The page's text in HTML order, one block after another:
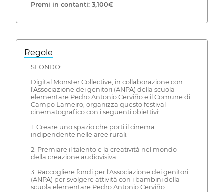
Premi in contanti: 3,100€
Regole
SFONDO:
Digital Monster Collective, in collaborazione con
l'Associazione dei genitori (ANPA) della scuola
elementare Pedro Antonio Cerviño e il Comune di
Campo Lameiro, organizza questo festival
cinematografico con i seguenti obiettivi:
1. Creare uno spazio che porti il cinema
indipendente nelle aree rurali.
2. Premiare il talento e la creatività nel mondo
della creazione audiovisiva.
3. Raccogliere fondi per l'Associazione dei genitori
(ANPA) per svolgere attività con i bambini della
scuola elementare Pedro Antonio Cerviño.